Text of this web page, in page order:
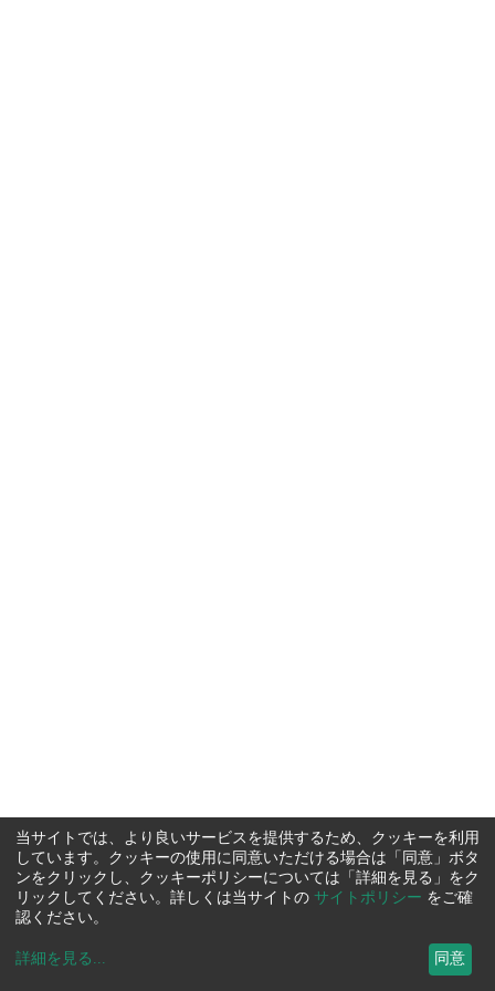
当サイトでは、より良いサービスを提供するため、クッキーを利用
しています。クッキーの使用に同意いただける場合は「同意」ボタ
ンをクリックし、クッキーポリシーについては「詳細を見る」をク
リックしてください。詳しくは当サイトの サイトポリシー をご確
認ください。
詳細を見る ... 同意